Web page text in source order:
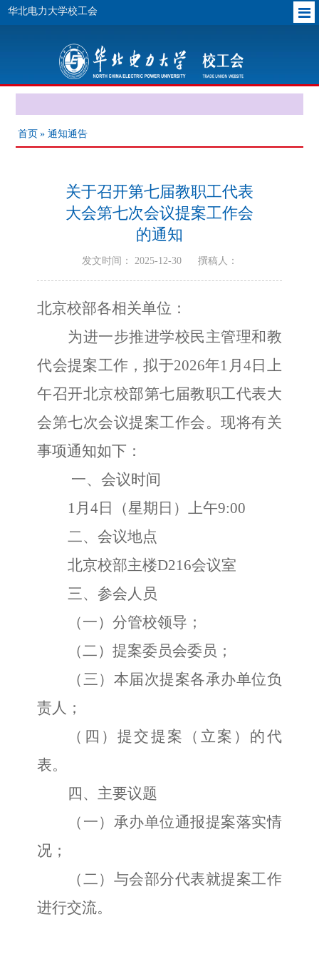
华北电力大学校工会
首页 » 通知通告
关于召开第七届教职工代表
大会第七次会议提案工作会
的通知
发文时间： 2025-12-30 撰稿人：
北京校部各相关单位：
为进一步推进学校民主管理和教
代会提案工作，拟于2026年1月4日上
午召开北京校部第七届教职工代表大
会第七次会议提案工作会。现将有关
事项通知如下：
一、会议时间
1月4日（星期日）上午9:00
二、会议地点
北京校部主楼D216会议室
三、参会人员
（一）分管校领导；
（二）提案委员会委员；
（三）本届次提案各承办单位负
责人；
（四）提交提案（立案）的代
表。
四、主要议题
（一）承办单位通报提案落实情
况；
（二）与会部分代表就提案工作
进行交流。